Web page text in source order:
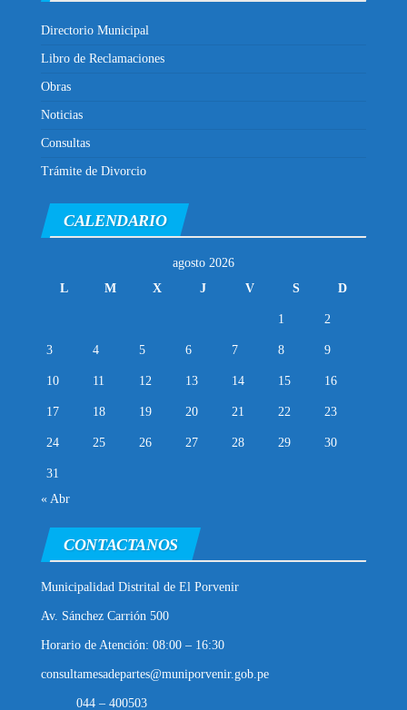
Directorio Municipal
Libro de Reclamaciones
Obras
Noticias
Consultas
Trámite de Divorcio
CALENDARIO
agosto 2026
L
M X J V S D
1 2
3 4 5 6 7 8 9
10 11 12 13 14 15 16
17 18 19 20 21 22 23
24 25 26 27 28 29 30
31
« Abr
CONTACTANOS
Municipalidad Distrital de El Porvenir
Av. Sánchez Carrión 500
Horario de Atención: 08:00 – 16:30
consultamesadepartes@muniporvenir.gob.pe
044 – 400503